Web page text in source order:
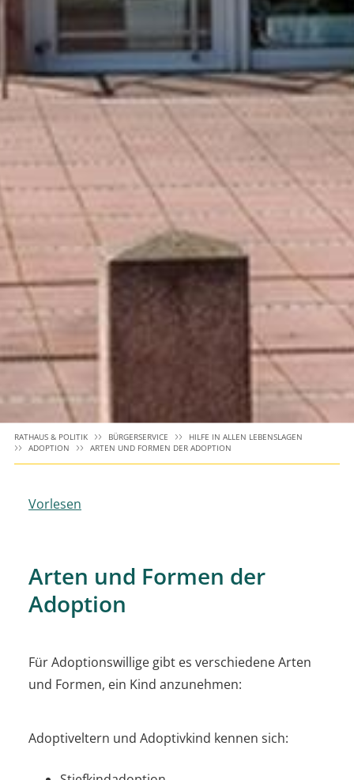
RATHAUS & POLITIK BÜRGERSERVICE
HILFE IN ALLEN LEBENSLAGEN
ADOPTION
ARTEN UND FORMEN DER ADOPTION
Vorlesen
Arten und Formen der
Adoption
Für Adoptionswillige gibt es verschiedene Arten
und Formen, ein Kind anzunehmen:
Adoptiveltern und Adoptivkind kennen sich: